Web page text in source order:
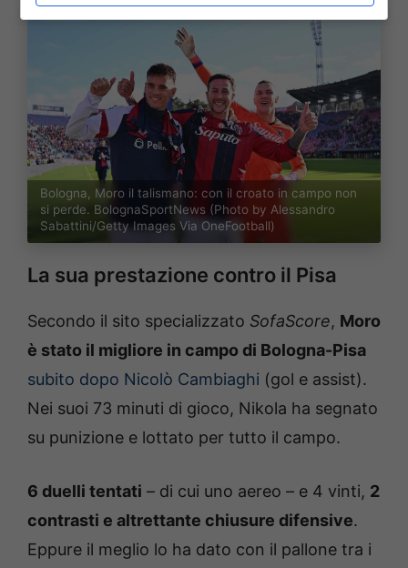
Bologna, Moro il talismano: con il croato in campo non
si perde. BolognaSportNews (Photo by Alessandro
Sabattini/Getty Images Via OneFootball)
La sua prestazione contro il Pisa
Secondo il sito specializzato SofaScore, Moro
è stato il migliore in campo di Bologna-Pisa
subito dopo Nicolò Cambiaghi (gol e assist).
Nei suoi 73 minuti di gioco, Nikola ha segnato
su punizione e lottato per tutto il campo.
6 duelli tentati – di cui uno aereo – e 4 vinti, 2
contrasti e altrettante chiusure difensive.
Eppure il meglio lo ha dato con il pallone tra i